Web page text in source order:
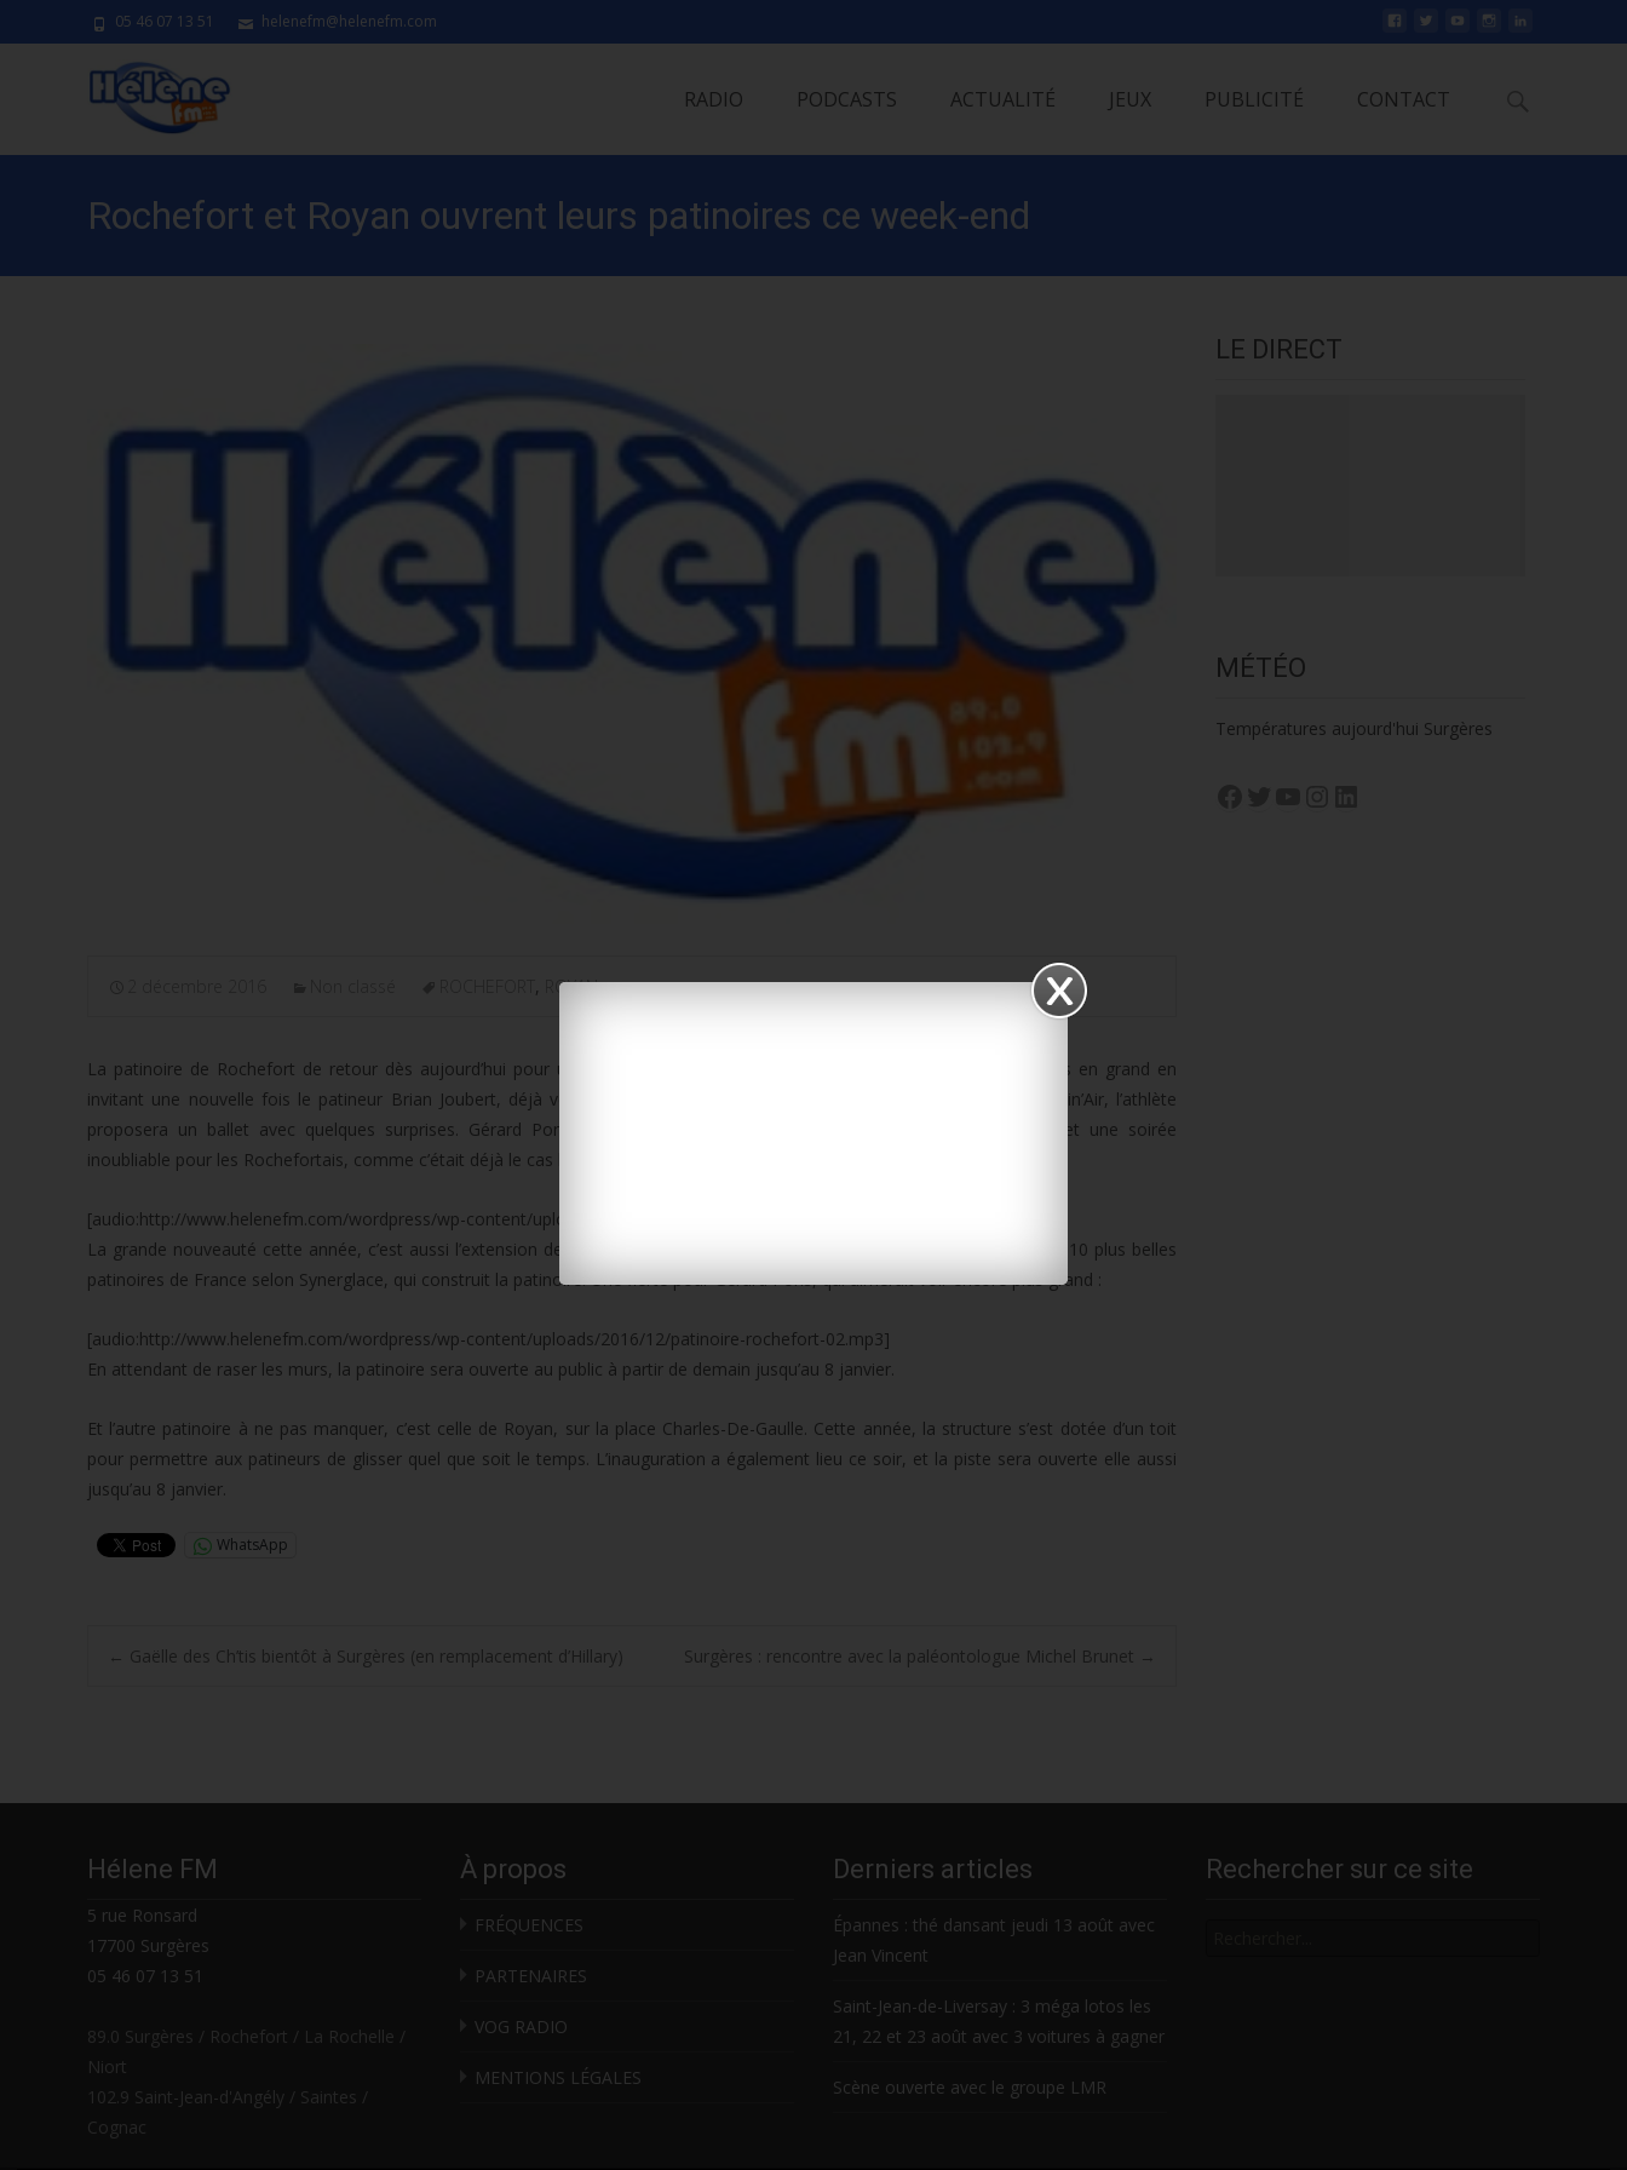
05 46 07 13 51 helenefm@helenefm.com
RADIO PODCASTS ACTUALITÉ JEUX PUBLICITÉ CONTACT
Rochefort et Royan ouvrent leurs patinoires ce week-end
, ROYAN
La patinoire de Rochefort de retour dès aujourd’hui pour une nouvelle édition. Et pour l’inaugurer, la ville a vu les choses en grand en
invitant une nouvelle fois le patineur Brian Joubert, déjà venu l’année dernière. Toujours aux côtés de la compagnie Patin’Air, l’athlète
proposera un ballet avec quelques surprises. Gérard Pons, adjoint aux animations et initiateur de la patinoire, promet une soirée
inoubliable pour les Rochefortais, comme c’était déjà le cas lors des précédentes inaugurations :
[audio:http://www.helenefm.com/wordpress/wp-content/uploads/2016/12/patinoire-rochefort-01.mp3]
La grande nouveauté cette année, c’est aussi l’extension de la patinoire, qui passe à 1100 m². Une piste qui fait partie des 10 plus belles
patinoires de France selon Synerglace, qui construit la patinoire. Une fierté pour Gérard Pons, qui aimerait voir encore plus grand :
[audio:http://www.helenefm.com/wordpress/wp-content/uploads/2016/12/patinoire-rochefort-02.mp3]
En attendant de raser les murs, la patinoire sera ouverte au public à partir de demain jusqu’au 8 janvier.
Et l’autre patinoire à ne pas manquer, c’est celle de Royan, sur la place Charles-De-Gaulle. Cette année, la structure s’est dotée d’un toit
pour permettre aux patineurs de glisser quel que soit le temps. L’inauguration a également lieu ce soir, et la piste sera ouverte elle aussi
jusqu’au 8 janvier.
WhatsApp
Post
← Gaëlle des Ch’tis bientôt à Surgères (en remplacement d’Hillary) Surgères : rencontre avec la paléontologue Michel Brunet →
LE DIRECT
MÉTÉO
Températures aujourd'hui Surgères
Hélene FM
5 rue Ronsard
17700 Surgères
05 46 07 13 51
89.0 Surgères / Rochefort / La Rochelle /
Niort
102.9 Saint-Jean-d'Angély / Saintes /
Cognac
À propos
FRÉQUENCES
PARTENAIRES
VOG RADIO
MENTIONS LÉGALES
Derniers articles
Épannes : thé dansant jeudi 13 août avec
Jean Vincent
Saint-Jean-de-Liversay : 3 méga lotos les
21, 22 et 23 août avec 3 voitures à gagner
Scène ouverte avec le groupe LMR
Rechercher sur ce site